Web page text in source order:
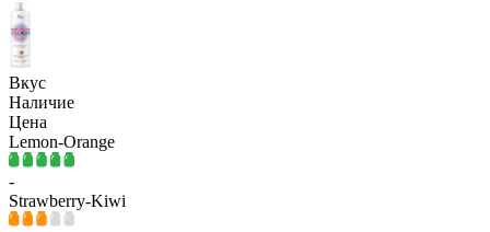
Вкус
Наличие
Цена
Lemon-Orange
-
Strawberry-Kiwi